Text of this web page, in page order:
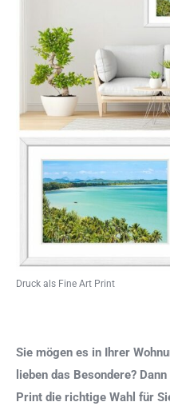
Druck als Fine Art Print
Sie mögen es in Ihrer
lieben das Besondere?
Print die richtige Wahl für